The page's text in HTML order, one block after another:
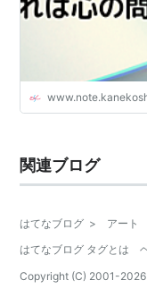
関連ブログ
はてなブログ > アート
はてなブログ タグとは
Copyright (C) 2001-2026